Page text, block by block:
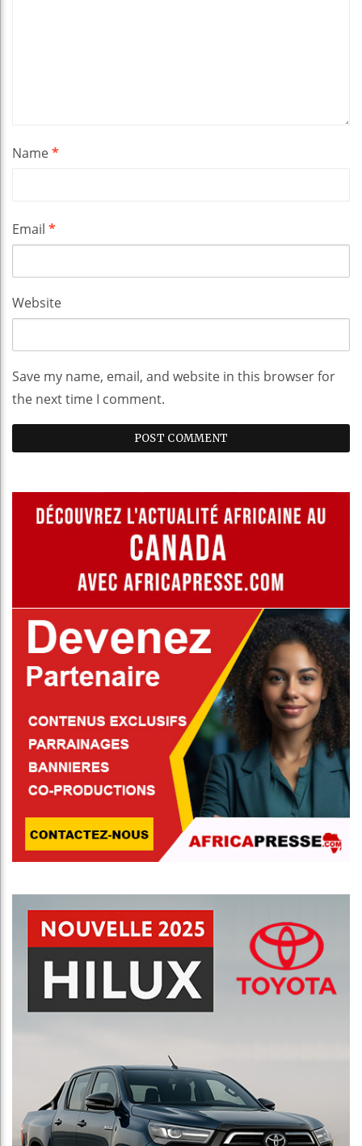
Name*
Email *
Website
Save my name, email, and website in this browser for
the next time I comment.